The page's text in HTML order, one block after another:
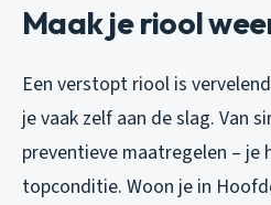
Maak je riool
Een verstopt riool is
je vaak zelf aan de slag. Van
preventieve maatregelen – je
topconditie. Woon je in